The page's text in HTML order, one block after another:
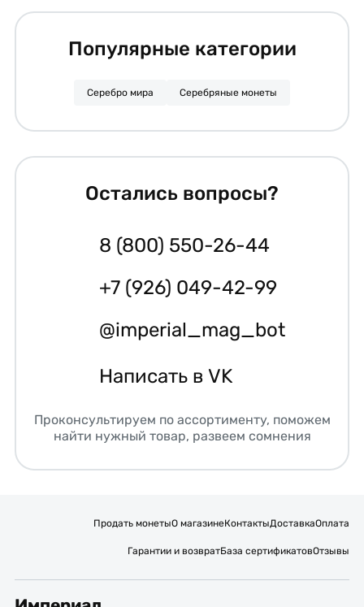
Популярные категории
Серебро мира Серебряные монеты
Остались вопросы?
8 (800) 550-26-44
+7 (926) 049-42-99
@imperial_mag_bot
Написать в VK
Проконсультируем по ассортименту, поможем
найти нужный товар, развеем сомнения
Продать монетыО магазинеКонтактыДоставкаОплата
Гарантии и возвратБаза сертификатовОтзывы